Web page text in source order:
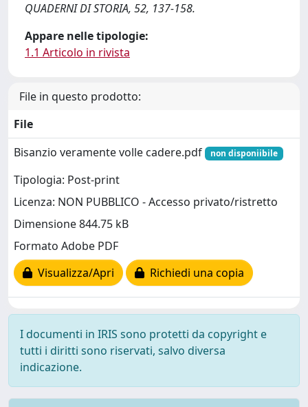
QUADERNI DI STORIA, 52, 137-158.
Appare nelle tipologie:
1.1 Articolo in rivista
File in questo prodotto:
File
Bisanzio veramente volle cadere.pdf
non disponiibile
Tipologia: Post-print
Licenza: NON PUBBLICO - Accesso privato/ristretto
Dimensione 844.75 kB
Formato Adobe PDF
Visualizza/Apri
Richiedi una copia
I documenti in IRIS sono protetti da copyright e
tutti i diritti sono riservati, salvo diversa
indicazione.